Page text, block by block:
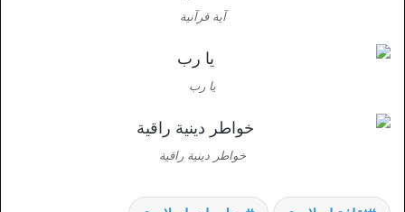
آية قرآنية
يا رب
خواطر دينية راقية